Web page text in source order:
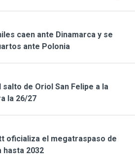
caen ante Dinamarca y se
ante Polonia
de Oriol San Felipe a la
la 26/27
oficializa el megatraspaso de
hasta 2032